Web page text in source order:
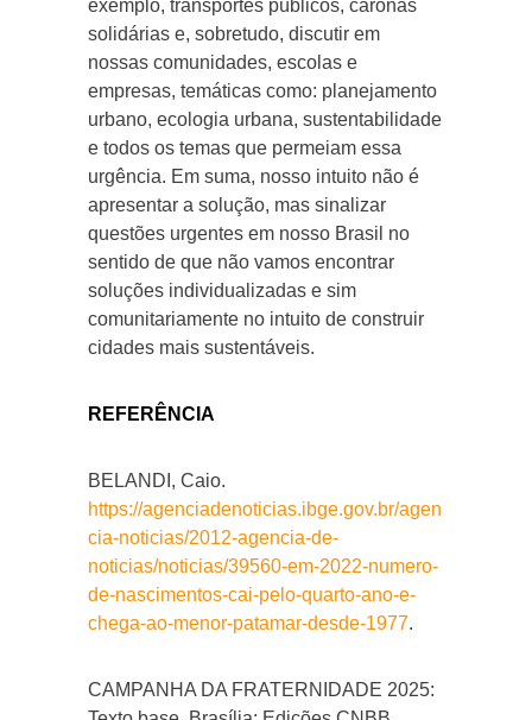
exemplo, transportes públicos, caronas
solidárias e, sobretudo, discutir em
nossas comunidades, escolas e
empresas, temáticas como: planejamento
urbano, ecologia urbana, sustentabilidade
e todos os temas que permeiam essa
urgência. Em suma, nosso intuito não é
apresentar a solução, mas sinalizar
questões urgentes em nosso Brasil no
sentido de que não vamos encontrar
soluções individualizadas e sim
comunitariamente no intuito de construir
cidades mais sustentáveis.
REFERÊNCIA
BELANDI, Caio.
https://agenciadenoticias.ibge.gov.br/agen
cia-noticias/2012-agencia-de-
noticias/noticias/39560-em-2022-numero-
de-nascimentos-cai-pelo-quarto-ano-e-
chega-ao-menor-patamar-desde-1977.
CAMPANHA DA FRATERNIDADE 2025: